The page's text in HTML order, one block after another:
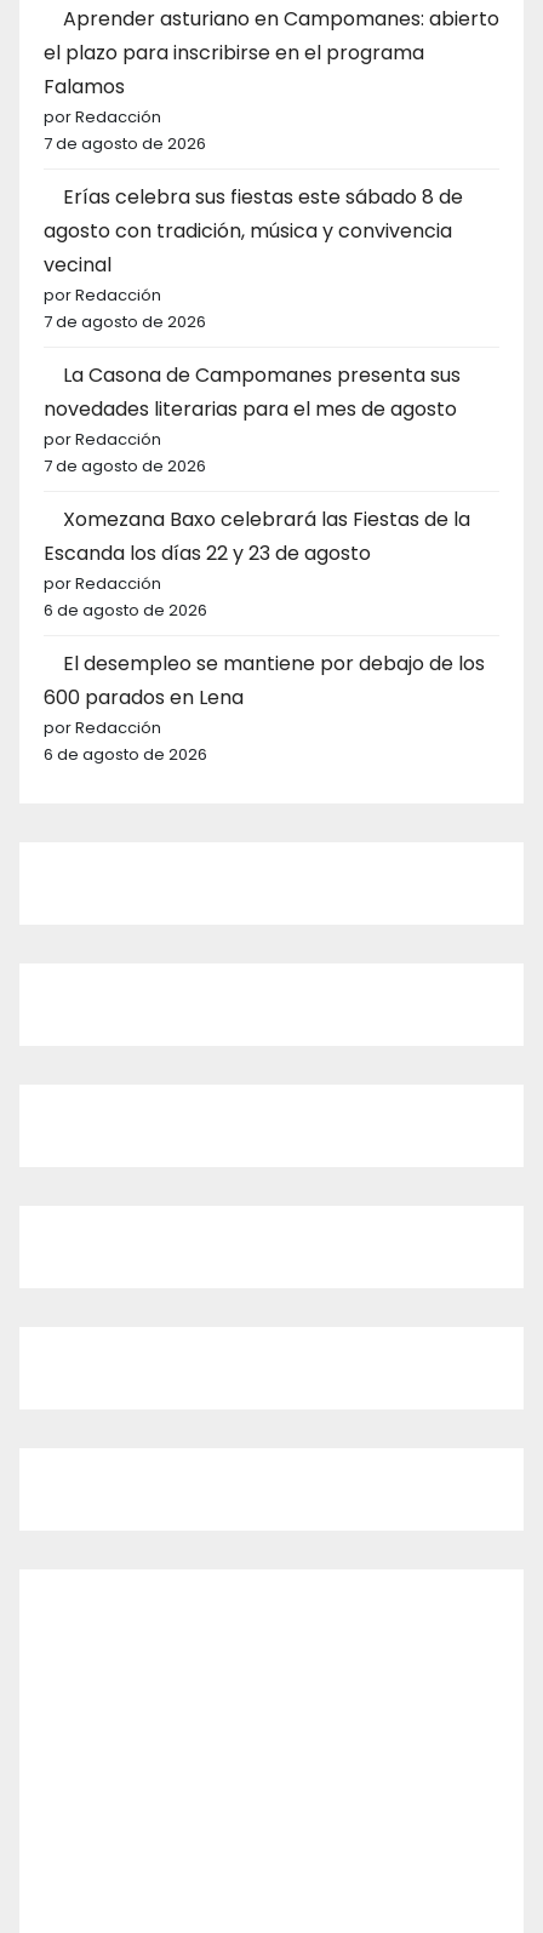
Aprender asturiano en Campomanes: abierto
el plazo para inscribirse en el programa
Falamos
por Redacción
7 de agosto de 2026
Erías celebra sus fiestas este sábado 8 de
agosto con tradición, música y convivencia
vecinal
por Redacción
7 de agosto de 2026
La Casona de Campomanes presenta sus
novedades literarias para el mes de agosto
por Redacción
7 de agosto de 2026
Xomezana Baxo celebrará las Fiestas de la
Escanda los días 22 y 23 de agosto
por Redacción
6 de agosto de 2026
El desempleo se mantiene por debajo de los
600 parados en Lena
por Redacción
6 de agosto de 2026